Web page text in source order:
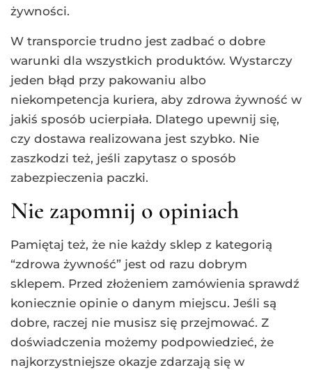
żywności.
W transporcie trudno jest zadbać o dobre
warunki dla wszystkich produktów. Wystarczy
jeden błąd przy pakowaniu albo
niekompetencja kuriera, aby zdrowa żywność w
jakiś sposób ucierpiała. Dlatego upewnij się,
czy dostawa realizowana jest szybko. Nie
zaszkodzi też, jeśli zapytasz o sposób
zabezpieczenia paczki.
Nie zapomnij o opiniach
Pamiętaj też, że nie każdy sklep z kategorią
“zdrowa żywność” jest od razu dobrym
sklepem. Przed złożeniem zamówienia sprawdź
koniecznie opinie o danym miejscu. Jeśli są
dobre, raczej nie musisz się przejmować. Z
doświadczenia możemy podpowiedzieć, że
najkorzystniejsze okazje zdarzają się w